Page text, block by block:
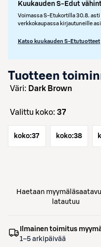
Kuukauden S-Edut
Voimassa S-Etukortilla 30.8.
verkkokaupassa kirjautuneille
Katso kuukauden S-Etutuotteet
Tuotteen
väri: Dark Brown
Valittu koko: 37
koko:37 koko:38
Haetaan
latautuu
Ilmainen toimitus
1–5 arkipäivää